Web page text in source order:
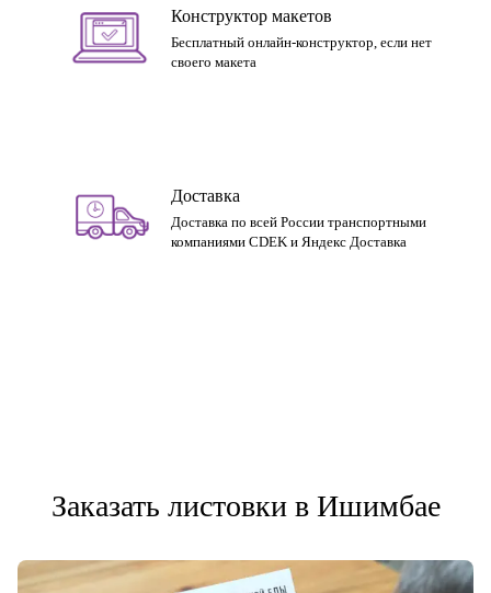
Конструктор макетов
Бесплатный онлайн-конструктор, если нет
своего макета
Доставка
Доставка по всей России транспортными
компаниями CDEK и Яндекс Доставка
Заказать листовки в Ишимбае